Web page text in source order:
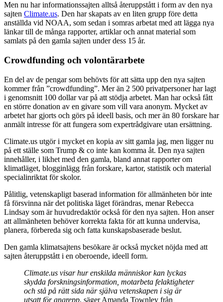
Men nu har informationssajten alltså återuppstått i form av den nya
sajten Climate.us. Den har skapats av en liten grupp före detta
anställda vid NOAA, som sedan i somras arbetat med att lägga nya
länkar till de många rapporter, artiklar och annat material som
samlats på den gamla sajten under dess 15 år.
Crowdfunding och volontärarbete
En del av de pengar som behövts för att sätta upp den nya sajten
kommer från ”crowdfunding”. Mer än 2 500 privatpersoner har lagt
i genomsnitt 100 dollar var på att stödja arbetet. Man har också fått
en större donation av en givare som vill vara anonym. Mycket av
arbetet har gjorts och görs på ideell basis, och mer än 80 forskare har
anmält intresse för att fungera som expertrådgivare utan ersättning.
Climate.us utgör i mycket en kopia av sitt gamla jag, men ligger nu
på ett ställe som Trump & co inte kan komma åt. Den nya sajten
innehåller, i likhet med den gamla, bland annat rapporter om
klimatläget, blogginlägg från forskare, kartor, statistik och material
specialinriktat för skolor.
Pålitlig, vetenskapligt baserad information för allmänheten bör inte
få försvinna när det politiska läget förändras, menar Rebecca
Lindsay som är huvudredaktör också för den nya sajten. Hon anser
att allmänheten behöver korrekta fakta för att kunna undervisa,
planera, förbereda sig och fatta kunskapsbaserade beslut.
Den gamla klimatsajtens besökare är också mycket nöjda med att
sajten återuppstått i en oberoende, ideell form.
Climate.us visar hur enskilda människor kan lyckas
skydda forskningsinformation, motarbeta felaktigheter
och stå på rätt sida när själva vetenskapen i sig är
utsatt för angrepp, säger Amanda Townley från